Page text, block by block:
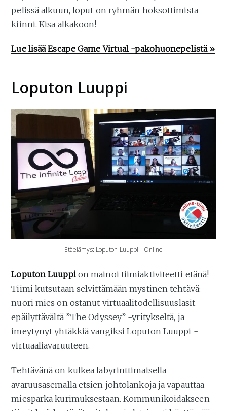
pelissä alkuun, loput on ryhmän hoksottimista
kiinni. Kisa alkakoon!
Lue lisää Escape Game Virtual -pakohuonepelistä »
Loputon Luuppi
Etäelämys: Loputon Luuppi - Online
Loputon Luuppion mainoi tiimiaktiviteetti etänä!
Tiimi kutsutaan selvittämään mystinen tehtävä:
nuori mies on ostanut virtuaalitodellisuuslasit
epäilyttävältä ”The Odyssey” -yritykseltä, ja
imeytynyt yhtäkkiä vangiksi Loputon Luuppi -
virtuaaliavaruuteen.
Tehtävänä on kulkea labyrinttimaisella
avaruusasemalla etsien johtolankoja ja vapauttaa
miesparka kurimuksestaan. Kommunikoidakseen